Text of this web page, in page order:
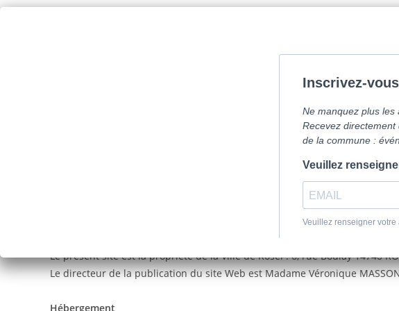
Skip
Vivre ici
Le présent site est la propriété de la Ville de Rosel : 6, rue Boulay 14740
Le directeur de la publication du site Web est Madame Véronique
Hébergement